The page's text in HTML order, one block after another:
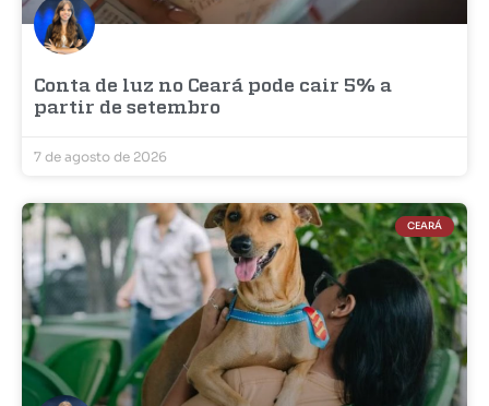
Conta de luz no Ceará pode cair 5% a
partir de setembro
7 de agosto de 2026
CEARÁ